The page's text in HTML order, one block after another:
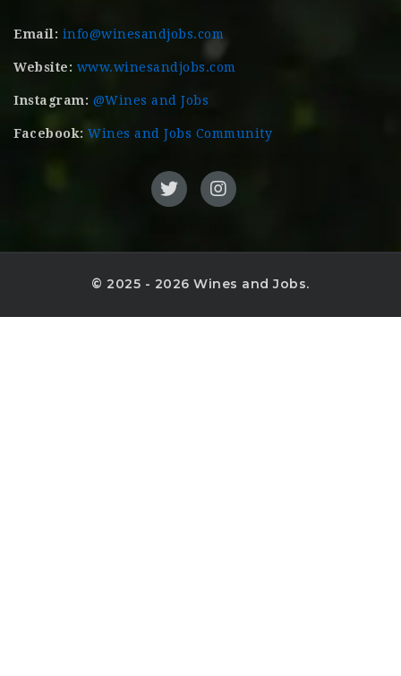
Email: info@winesandjobs.com
Website: www.winesandjobs.com
Instagram: @Wines and Jobs
Facebook: Wines and Jobs Community
© 2025 - 2026 Wines and Jobs.